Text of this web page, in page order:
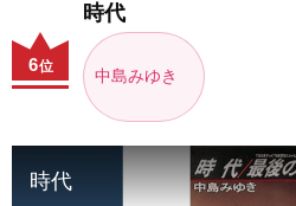
時代
中島みゆき
6位
時代